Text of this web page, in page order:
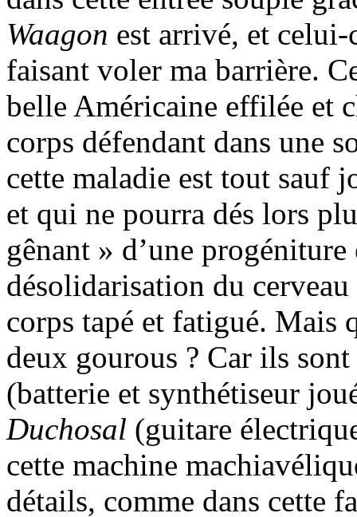
Waagon est arrivé, et celui-
faisant voler ma barrière.
belle Américaine effilée et
corps défendant dans une
cette maladie est tout sauf
et qui ne pourra dés lors
gênant » d’une
désolidarisation du
corps tapé et fatigué. Mais
deux gourous ? Car ils
(batterie et synthétiseur
Duchosal (guitare
cette machine
détails, comme dans cette